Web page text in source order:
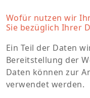
Wofür nutzen wir
Sie bezüglich Ihrer
Ein Teil der Daten
Bereitstellung der
Daten können zur
verwendet werden.